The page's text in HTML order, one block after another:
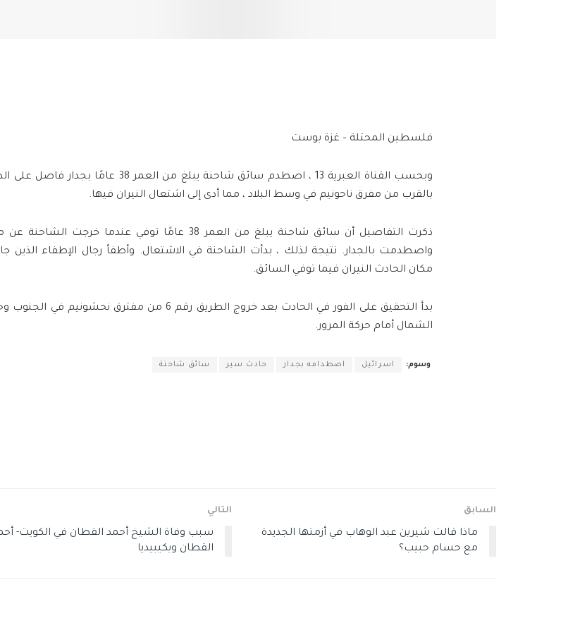
فلسطين المحتلة – غزة بوست
بالقرب من مفرق ناحونيم في وسط البلاد ، مما أدى إلى اشتعال النيران فيها.
ذكرت التفاصيل أن سائق شاحنة يبلغ من العمر 38 عامًا توفي عندما خرجت
واصطدمت بالجدار. نتيجة لذلك ، بدأت الشاحنة في الاشتعال. وأطفأ رجال الإطفاء الذين
مكان الحادث النيران فيما توفي السائق.
بدأ التحقيق على الفور في الحادث بعد خروج الطريق رقم 6 من مفترق نحشونيم في
الشمال أمام حركة المرور.
وسوم: اسرائيل اصطدامه بجدار حادث سير سائق شاحنة
السابق
ماذا قالت شيرين عبد الوهاب في أزمتها الجديدة
مع حسام حبيب؟
التالي
سبب وفاة الشيخ أحمد القطان في الكويت-
القطان ويكيبيديا